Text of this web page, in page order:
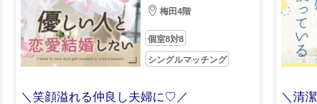
梅田4階
個室8対8
シングルマッチング
＼笑顔溢れる仲良し夫婦に♡／
＼清